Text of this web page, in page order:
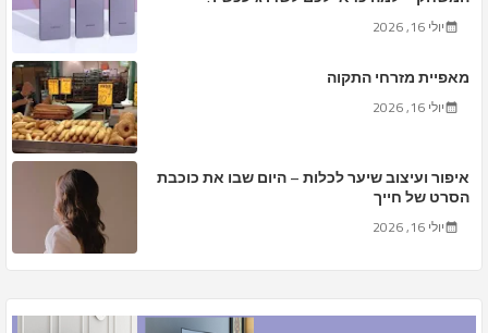
יולי 16, 2026
מאפיית מזרחי התקוה
יולי 16, 2026
איפור ועיצוב שיער לכלות – היום שבו את כוכבת
הסרט של חייך
יולי 16, 2026